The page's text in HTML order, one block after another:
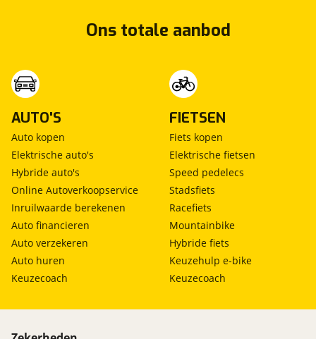
Ons totale aanbod
AUTO'S
Auto kopen
Elektrische auto's
Hybride auto's
Online Autoverkoopservice
Inruilwaarde berekenen
Auto financieren
Auto verzekeren
Auto huren
Keuzecoach
FIETSEN
Fiets kopen
Elektrische fietsen
Speed pedelecs
Stadsfiets
Racefiets
Mountainbike
Hybride fiets
Keuzehulp e-bike
Keuzecoach